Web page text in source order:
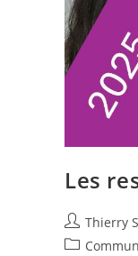
Les
Auteur/
de
Thierry
Post